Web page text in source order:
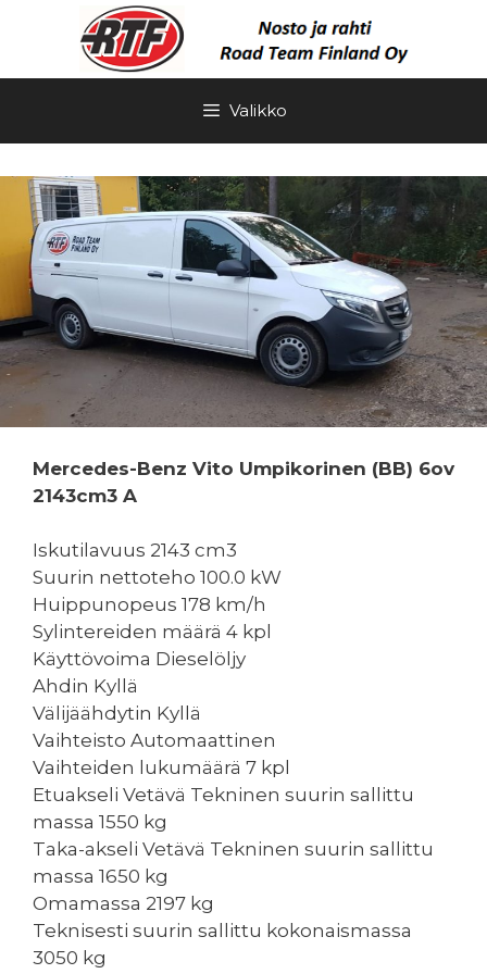
sisältöön
Valikko
Mercedes-Benz Vito Umpikorinen (BB) 6ov
2143cm3 A
Iskutilavuus 2143 cm3
Suurin nettoteho 100.0 kW
Huippunopeus 178 km/h
Sylintereiden määrä 4 kpl
Käyttövoima Dieselöljy
Ahdin Kyllä
Välijäähdytin Kyllä
Vaihteisto Automaattinen
Vaihteiden lukumäärä 7 kpl
Etuakseli Vetävä Tekninen suurin sallittu
massa 1550 kg
Taka-akseli Vetävä Tekninen suurin sallittu
massa 1650 kg
Omamassa 2197 kg
Teknisesti suurin sallittu kokonaismassa
3050 kg